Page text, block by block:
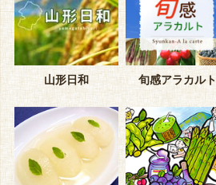
山形日和 旬感アラカルト